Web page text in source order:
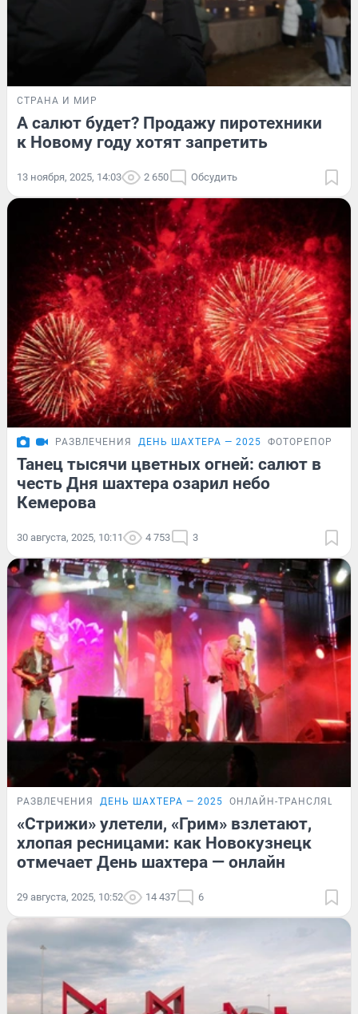
СТРАНА И МИР
А салют будет? Продажу пиротехники
к Новому году хотят запретить
13 ноября, 2025, 14:03 2 650 Обсудить
РАЗВЛЕЧЕНИЯ ДЕНЬ ШАХТЕРА — 2025 ФОТОРЕПОРТАЖ
Танец тысячи цветных огней: салют в
честь Дня шахтера озарил небо
Кемерова
30 августа, 2025, 10:11 4 753 3
РАЗВЛЕЧЕНИЯ ДЕНЬ ШАХТЕРА — 2025 ОНЛАЙН-ТРАНСЛЯЦИЯ
«Стрижи» улетели, «Грим» взлетают,
хлопая ресницами: как Новокузнецк
отмечает День шахтера — онлайн
29 августа, 2025, 10:52 14 437 6